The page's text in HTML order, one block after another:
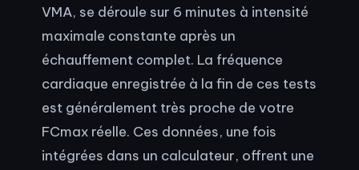
VMA, se déroule sur 6 minutes à intensité
maximale constante après un
échauffement complet. La fréquence
cardiaque enregistrée à la fin de ces tests
est généralement très proche de votre
FCmax réelle. Ces données, une fois
intégrées dans un calculateur, offrent une